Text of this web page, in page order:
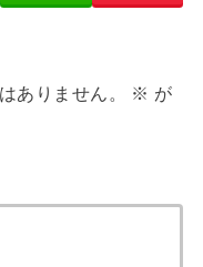
ありません。 ※ が